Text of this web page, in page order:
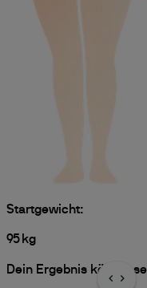
Startgewicht:
95kg
Dein Ergebnis könnte